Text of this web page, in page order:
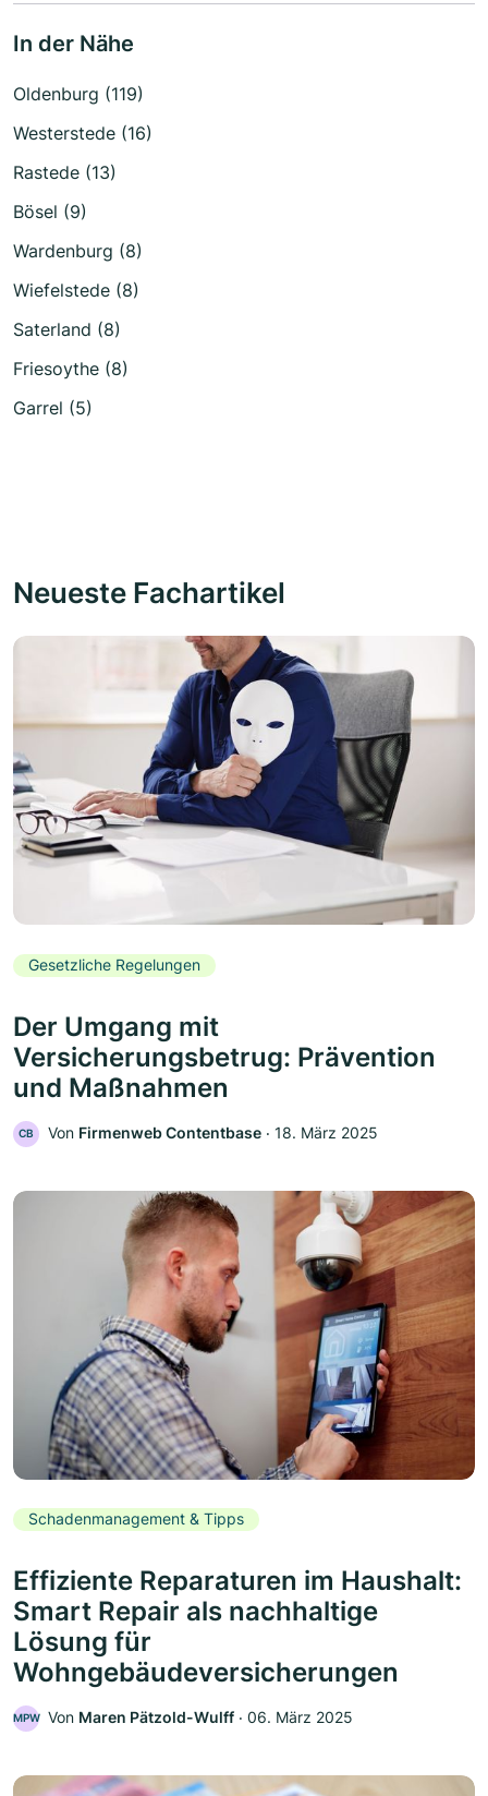
In der Nähe
Oldenburg (119)
Westerstede (16)
Rastede (13)
Bösel (9)
Wardenburg (8)
Wiefelstede (8)
Saterland (8)
Friesoythe (8)
Garrel (5)
Neueste Fachartikel
Gesetzliche Regelungen
Der Umgang mit
Versicherungsbetrug: Prävention
und Maßnahmen
CB Von Firmenweb Contentbase ‧ 18. März 2025
Schadenmanagement & Tipps
Effiziente Reparaturen im Haushalt:
Smart Repair als nachhaltige
Lösung für
Wohngebäudeversicherungen
MPW Von Maren Pätzold-Wulff ‧ 06. März 2025